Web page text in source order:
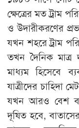
ক্ষেত্রের মত ট্রাম
ও উদারীকরণের
যখন শহরে ট্রাম
তখন দৈনিক মাত্র
মাধ্যম হিসেবে
যাত্রীদের চাহিদা
যখন আরও বেশ
দূষিত হবে,